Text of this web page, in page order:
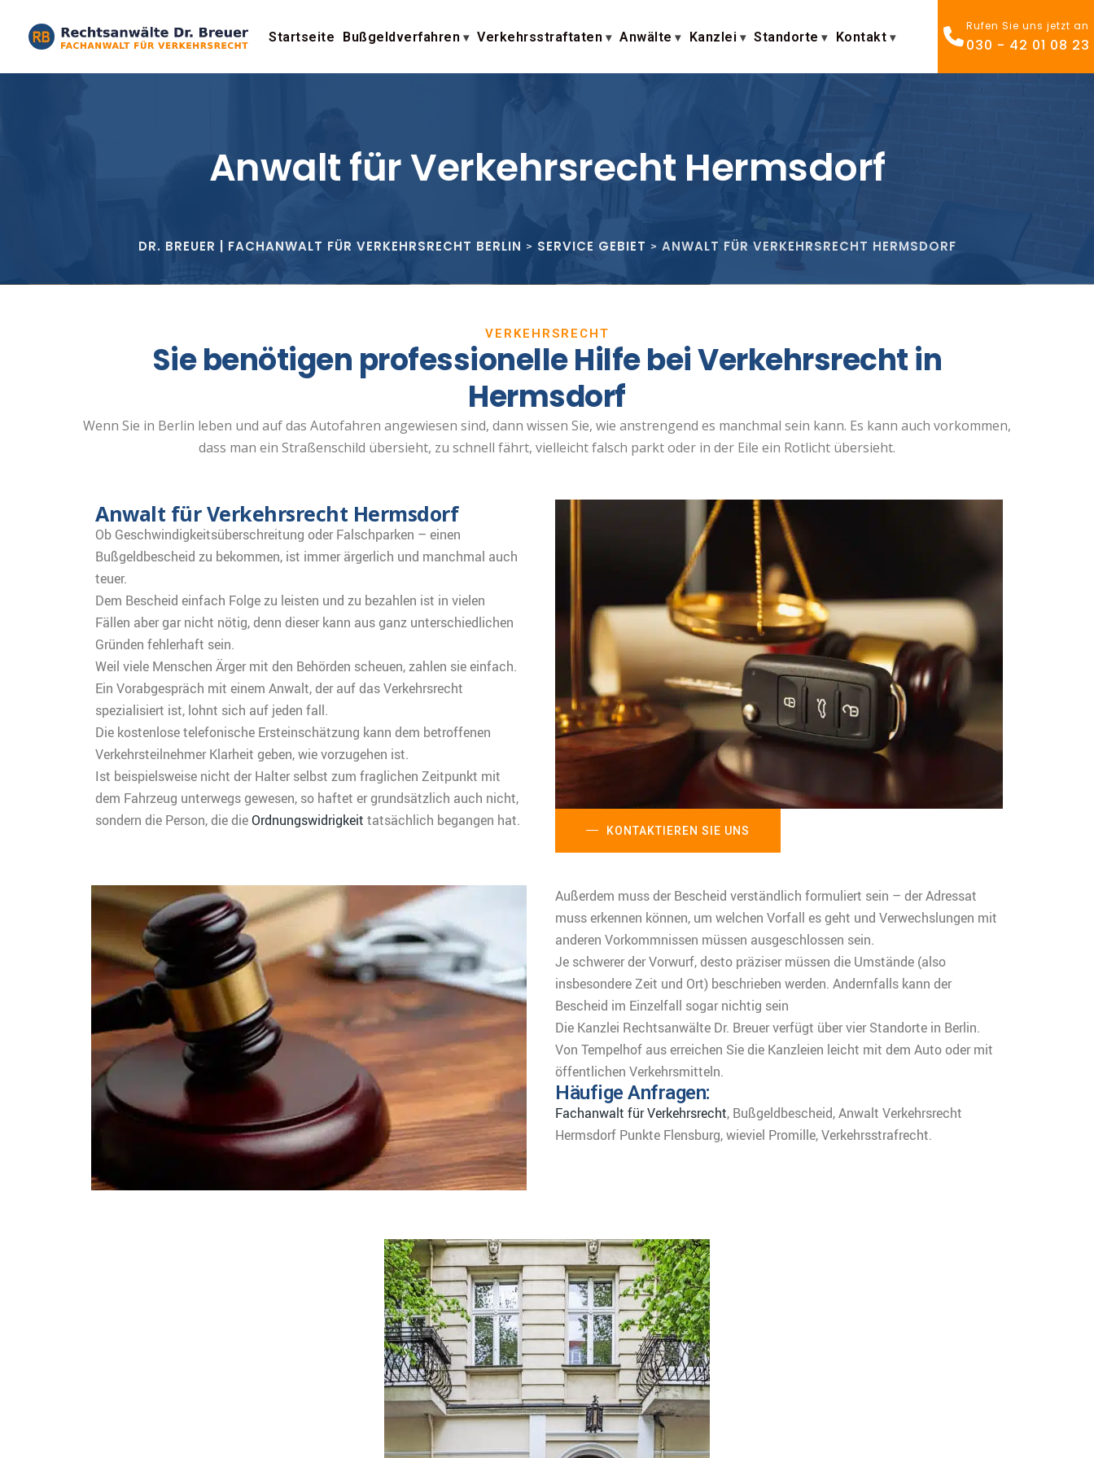
Startseite Bußgeldverfahren Verkehrsstraftaten Anwälte Kanzlei Standorte Kontakt
Rufen Sie uns jetzt an
030 - 42 01 08 23
Anwalt für Verkehrsrecht Hermsdorf
DR. BREUER | FACHANWALT FÜR VERKEHRSRECHT BERLIN > SERVICE GEBIET > ANWALT FÜR VERKEHRSRECHT HERMSDORF
VERKEHRSRECHT
Sie benötigen professionelle Hilfe bei Verkehrsrecht in
Hermsdorf
Wenn Sie in Berlin leben und auf das Autofahren angewiesen sind, dann wissen Sie, wie anstrengend es manchmal sein kann. Es kann auch vorkommen,
dass man ein Straßenschild übersieht, zu schnell fährt, vielleicht falsch parkt oder in der Eile ein Rotlicht übersieht.
Anwalt für Verkehrsrecht Hermsdorf
Ob Geschwindigkeitsüberschreitung oder Falschparken – einen
Bußgeldbescheid zu bekommen, ist immer ärgerlich und manchmal auch
teuer.
Dem Bescheid einfach Folge zu leisten und zu bezahlen ist in vielen
Fällen aber gar nicht nötig, denn dieser kann aus ganz unterschiedlichen
Gründen fehlerhaft sein.
Weil viele Menschen Ärger mit den Behörden scheuen, zahlen sie einfach.
Ein Vorabgespräch mit einem Anwalt, der auf das Verkehrsrecht
spezialisiert ist, lohnt sich auf jeden fall.
Die kostenlose telefonische Ersteinschätzung kann dem betroffenen
Verkehrsteilnehmer Klarheit geben, wie vorzugehen ist.
Ist beispielsweise nicht der Halter selbst zum fraglichen Zeitpunkt mit
dem Fahrzeug unterwegs gewesen, so haftet er grundsätzlich auch nicht,
sondern die Person, die dieOrdnungswidrigkeit tatsächlich begangen hat.
KONTAKTIEREN SIE UNS
Außerdem muss der Bescheid verständlich formuliert sein – der Adressat
muss erkennen können, um welchen Vorfall es geht und Verwechslungen mit
anderen Vorkommnissen müssen ausgeschlossen sein.
Je schwerer der Vorwurf, desto präziser müssen die Umstände (also
insbesondere Zeit und Ort) beschrieben werden. Andernfalls kann der
Bescheid im Einzelfall sogar nichtig sein
Die Kanzlei Rechtsanwälte Dr. Breuer verfügt über vier Standorte in Berlin.
Von Tempelhof aus erreichen Sie die Kanzleien leicht mit dem Auto oder mit
öffentlichen Verkehrsmitteln.
Häufige Anfragen:
Fachanwalt für Verkehrsrecht, Bußgeldbescheid, Anwalt Verkehrsrecht
Hermsdorf Punkte Flensburg, wieviel Promille, Verkehrsstrafrecht.